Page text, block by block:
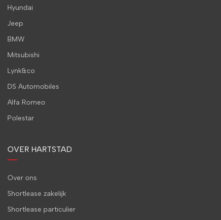
Hyundai
Jeep
BMW
Mitsubishi
Lynk&co
DS Automobiles
Alfa Romeo
Polestar
OVER HARTSTAD
Over ons
Shortlease zakelijk
Shortlease particulier